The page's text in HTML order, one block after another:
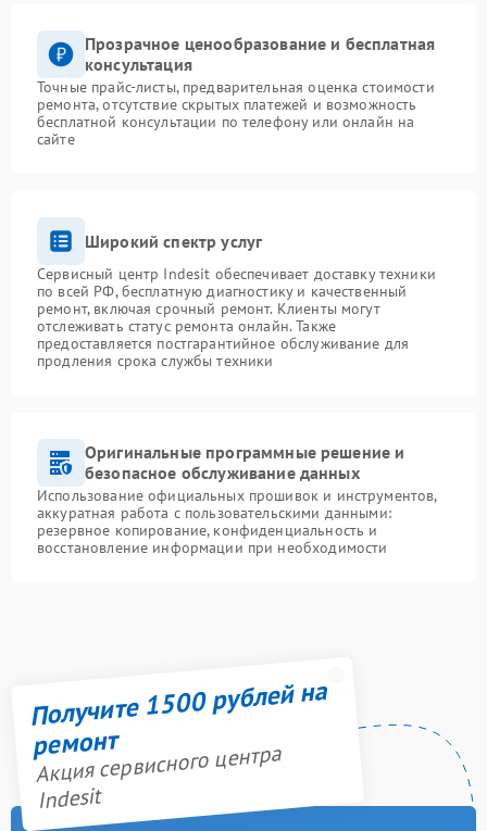
Прозрачное ценообразование и бесплатная
консультация
Точные прайс-листы, предварительная оценка стоимости
ремонта, отсутствие скрытых платежей и возможность
бесплатной консультации по телефону или онлайн на
сайте
Широкий спектр услуг
Сервисный центр Indesit обеспечивает доставку техники
по всей РФ, бесплатную диагностику и качественный
ремонт, включая срочный ремонт. Клиенты могут
отслеживать статус ремонта онлайн. Также
предоставляется постгарантийное обслуживание для
продления срока службы техники
Оригинальные программные решение и
безопасное обслуживание данных
Использование официальных прошивок и инструментов,
аккуратная работа с пользовательскими данными:
резервное копирование, конфиденциальность и
восстановление информации при необходимости
Получите 1500 рублей на
ремонт
Акция сервисного центра
Indesit